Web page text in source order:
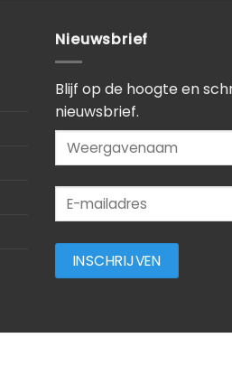
Nieuwsbrief
Blijf op de hoogte en
nieuwsbrief.